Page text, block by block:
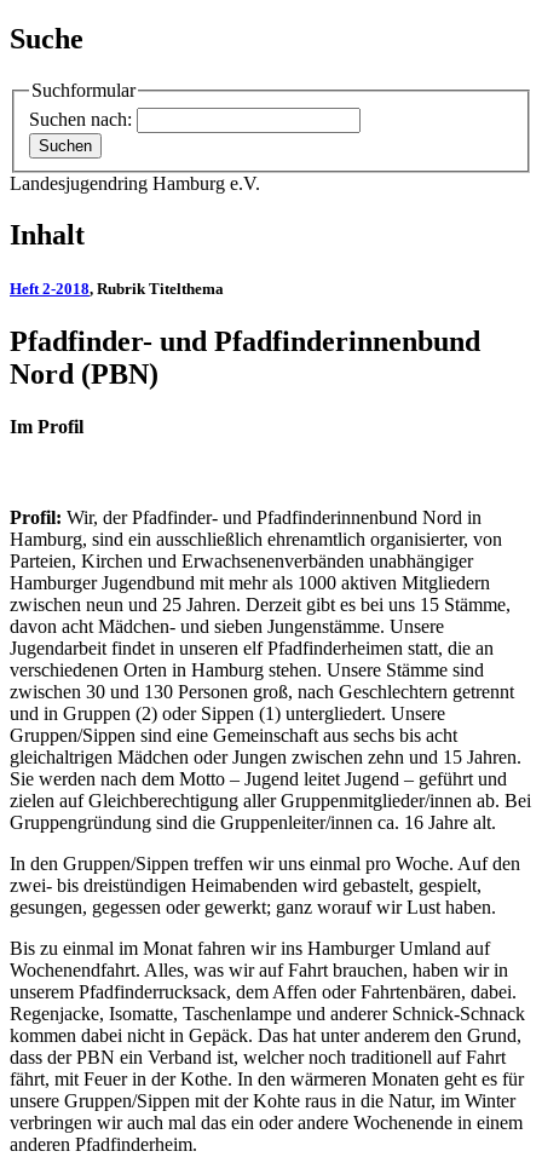
Suche
Suchformular
Suchen nach:
Landesjugendring Hamburg e.V.
Inhalt
Heft 2-2018, Rubrik Titelthema
Pfadfinder- und Pfadfinderinnenbund
Nord (PBN)
Im Profil
Profil: Wir, der Pfadfinder- und Pfadfinderinnenbund Nord in
Hamburg, sind ein ausschließlich ehrenamtlich organisierter, von
Parteien, Kirchen und Erwachsenenverbänden unabhängiger
Hamburger Jugendbund mit mehr als 1000 aktiven Mitgliedern
zwischen neun und 25 Jahren. Derzeit gibt es bei uns 15 Stämme,
davon acht Mädchen- und sieben Jungenstämme. Unsere
Jugendarbeit findet in unseren elf Pfadfinderheimen statt, die an
verschiedenen Orten in Hamburg stehen. Unsere Stämme sind
zwischen 30 und 130 Personen groß, nach Geschlechtern getrennt
und in Gruppen (2) oder Sippen (1) untergliedert. Unsere
Gruppen/Sippen sind eine Gemeinschaft aus sechs bis acht
gleichaltrigen Mädchen oder Jungen zwischen zehn und 15 Jahren.
Sie werden nach dem Motto – Jugend leitet Jugend – geführt und
zielen auf Gleichberechtigung aller Gruppenmitglieder/innen ab. Bei
Gruppengründung sind die Gruppenleiter/innen ca. 16 Jahre alt.
In den Gruppen/Sippen treffen wir uns einmal pro Woche. Auf den
zwei- bis dreistündigen Heimabenden wird gebastelt, gespielt,
gesungen, gegessen oder gewerkt; ganz worauf wir Lust haben.
Bis zu einmal im Monat fahren wir ins Hamburger Umland auf
Wochenendfahrt. Alles, was wir auf Fahrt brauchen, haben wir in
unserem Pfadfinderrucksack, dem Affen oder Fahrtenbären, dabei.
Regenjacke, Isomatte, Taschenlampe und anderer Schnick-Schnack
kommen dabei nicht in Gepäck. Das hat unter anderem den Grund,
dass der PBN ein Verband ist, welcher noch traditionell auf Fahrt
fährt, mit Feuer in der Kothe. In den wärmeren Monaten geht es für
unsere Gruppen/Sippen mit der Kohte raus in die Natur, im Winter
verbringen wir auch mal das ein oder andere Wochenende in einem
anderen Pfadfinderheim.